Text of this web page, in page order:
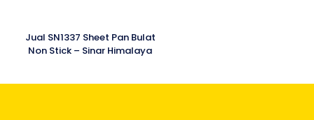
Jual SN1337 Sheet Pan Bulat
Non Stick – Sinar Himalaya